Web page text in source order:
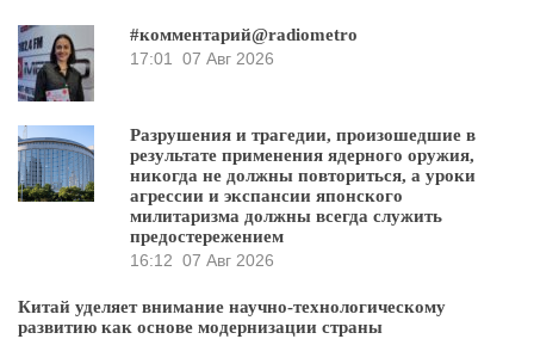
#комментарий@radiometro
17:01 07 Авг 2026
Разрушения и трагедии, произошедшие в
результате применения ядерного оружия,
никогда не должны повториться, а уроки
агрессии и экспансии японского
милитаризма должны всегда служить
предостережением
16:12 07 Авг 2026
Китай уделяет внимание научно-технологическому
развитию как основе модернизации страны